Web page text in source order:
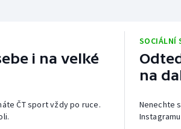
i na velké
ČT sport vždy po ruce.
SOCIÁLNÍ
na
Nenechte